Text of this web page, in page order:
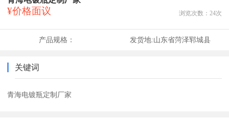
¥价格面议 浏览次数： 24次
产品规格： 发货地:山东省菏泽郓城县
关键词
青海电镀瓶定制厂家